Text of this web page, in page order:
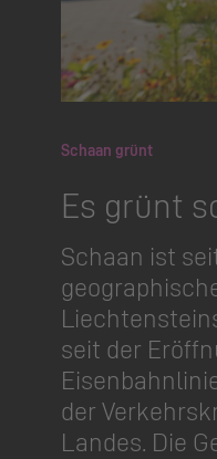
Schaan grünt
Es grünt
Schaan ist
seit der
der
Landes. Die